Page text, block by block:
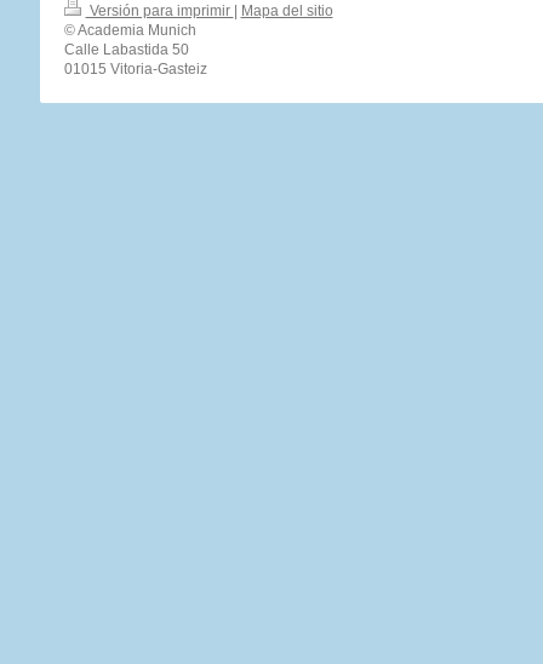
Versión para imprimir | Mapa del sitio
© Academia Munich
Calle Labastida 50
01015 Vitoria-Gasteiz